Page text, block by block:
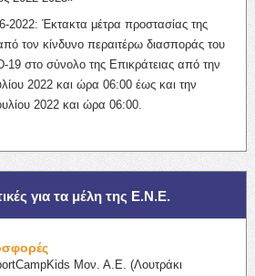
Έκτακτα μέτρα προστασίας της
τον κίνδυνο περαιτέρω διασποράς του
19 στο σύνολο της Επικράτειας από την
2022 και ώρα 06:00 έως και την
2022 και ώρα 06:00.
για τα μέλη της Ε.Ν.Ε.
Μον. Α.Ε. (Λουτράκι